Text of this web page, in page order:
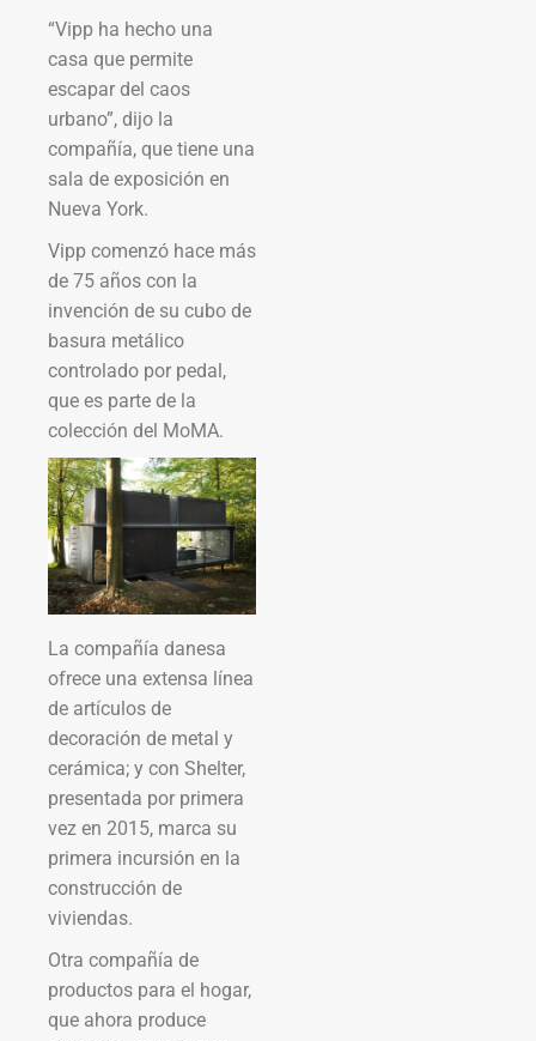
“Vipp ha hecho una
casa que permite
escapar del caos
urbano”, dijo la
compañía, que tiene una
sala de exposición en
Nueva York.
Vipp comenzó hace más
de 75 años con la
invención de su cubo de
basura metálico
controlado por pedal,
que es parte de la
colección del MoMA.
La compañía danesa
ofrece una extensa línea
de artículos de
decoración de metal y
cerámica; y con Shelter,
presentada por primera
vez en 2015, marca su
primera incursión en la
construcción de
viviendas.
Otra compañía de
productos para el hogar,
que ahora produce